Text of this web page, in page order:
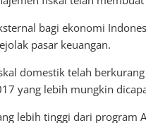
bagi ekonomi
pasar keuangan.
domestik telah
yang lebih mungkin
lebih tinggi dari program